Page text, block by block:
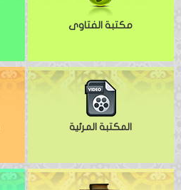
مكتبة الفتاوى
المكتبة المرئية